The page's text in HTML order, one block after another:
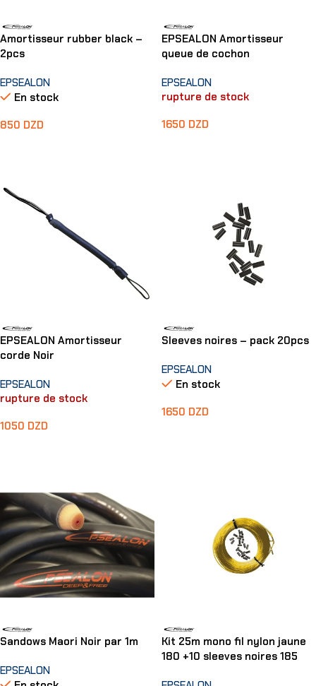
Amortisseur rubber black –
2pcs
EPSEALON
En stock
850 DZD
EPSEALON Amortisseur
queue de cochon
EPSEALON
rupture de stock
1650 DZD
EPSEALON Amortisseur
corde Noir
EPSEALON
rupture de stock
1050 DZD
Sleeves noires – pack 20pcs
EPSEALON
En stock
1650 DZD
Sandows Maori Noir par 1m
EPSEALON
Kit 25m mono fil nylon jaune
180 +10 sleeves noires 185